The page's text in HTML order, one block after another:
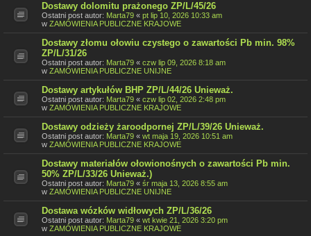
Dostawy dolomitu prażonego ZP/L/45/26
Ostatni post autor: Marta79 « pt lip 10, 2026 10:33 am
w ZAMÓWIENIA PUBLICZNE KRAJOWE
Dostawy złomu ołowiu czystego o zawartości Pb min. 98%
ZP/L/31/26
Ostatni post autor: Marta79 « czw lip 09, 2026 8:18 am
w ZAMÓWIENIA PUBLICZNE UNIJNE
Dostawy artykułów BHP ZP/L/44/26 Unieważ.
Ostatni post autor: Marta79 « czw lip 02, 2026 2:48 pm
w ZAMÓWIENIA PUBLICZNE KRAJOWE
Dostawy odzieży żaroodpornej ZP/L/39/26 Unieważ.
Ostatni post autor: Marta79 « wt maja 19, 2026 10:51 am
w ZAMÓWIENIA PUBLICZNE KRAJOWE
Dostawy materiałów ołowionośnych o zawartości Pb min.
50% ZP/L/33/26 Unieważ.)
Ostatni post autor: Marta79 « śr maja 13, 2026 8:55 am
w ZAMÓWIENIA PUBLICZNE UNIJNE
Dostawa wózków widłowych ZP/L/36/26
Ostatni post autor: Marta79 « wt kwie 21, 2026 3:20 pm
w ZAMÓWIENIA PUBLICZNE KRAJOWE